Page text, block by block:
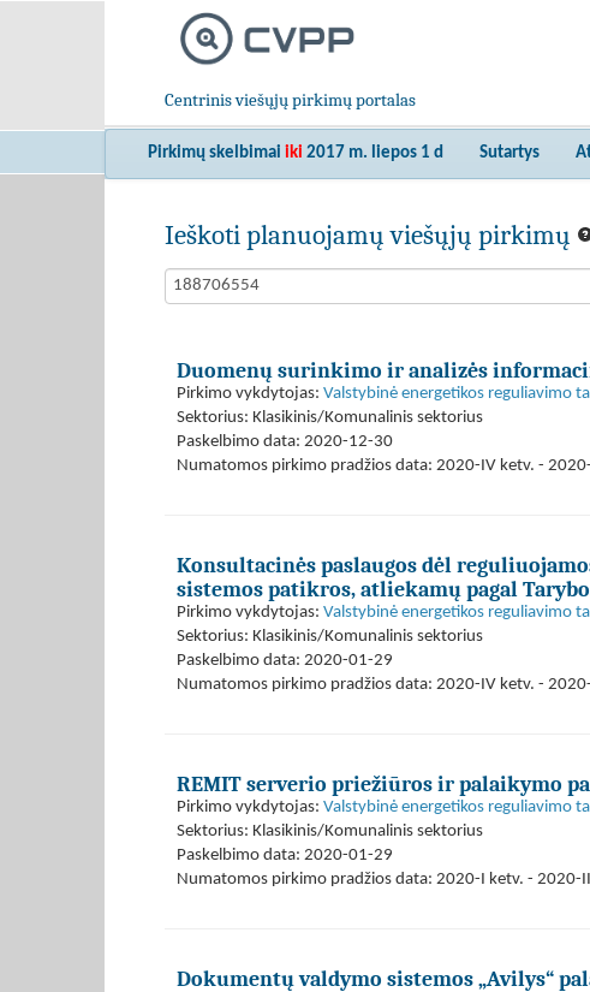
Centrinis viešųjų pirkimų portalas
Pirkimų skelbimai iki 2017 m. liepos 1 d Sutartys
Ieškoti planuojamų viešųjų pirkimų
Duomenų surinkimo ir analizės
Pirkimo vykdytojas: Valstybinė energetikos reguliavimo
Sektorius: Klasikinis/Komunalinis sektorius
Paskelbimo data: 2020-12-30
Numatomos pirkimo pradžios data: 2020-IV ketv. -
Konsultacinės paslaugos dėl
sistemos patikros, atliekamų pagal
Pirkimo vykdytojas: Valstybinė energetikos reguliavimo
Sektorius: Klasikinis/Komunalinis sektorius
Paskelbimo data: 2020-01-29
Numatomos pirkimo pradžios data: 2020-IV ketv. -
REMIT serverio priežiūros ir palaikymo
Pirkimo vykdytojas: Valstybinė energetikos reguliavimo
Sektorius: Klasikinis/Komunalinis sektorius
Paskelbimo data: 2020-01-29
Numatomos pirkimo pradžios data: 2020-I ketv. - 2020-
Dokumentų valdymo sistemos „Avilys“